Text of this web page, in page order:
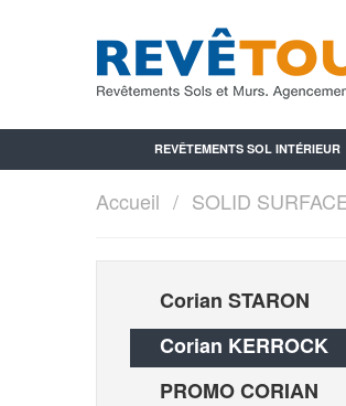
REVÊTEMENTS SOL INTÉRIEUR
Accueil SOLID
Corian STARON
Corian KERROCK
PROMO CORIAN